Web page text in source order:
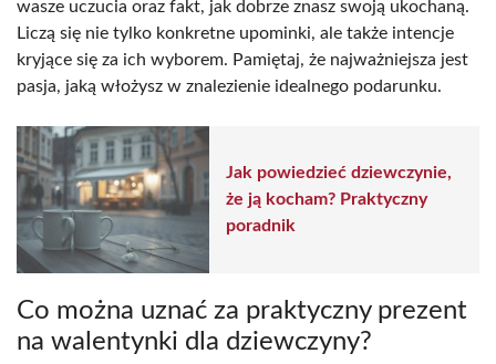
wasze uczucia oraz fakt, jak dobrze znasz swoją ukochaną.
Liczą się nie tylko konkretne upominki, ale także intencje
kryjące się za ich wyborem. Pamiętaj, że najważniejsza jest
pasja, jaką włożysz w znalezienie idealnego podarunku.
Jak powiedzieć dziewczynie,
że ją kocham? Praktyczny
poradnik
Co można uznać za praktyczny prezent
na walentynki dla dziewczyny?